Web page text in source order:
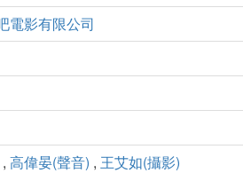
電影有限公司
, 高偉晏(聲音) , 王艾如(攝影)